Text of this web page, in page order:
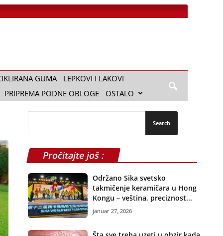
GUMA
LEPKOVI I LAKOVI
PRIPREMA PODNE OBLOGE
OSTALO
Pročitajte još :
Održano Sika svetsko
takmičenje keramičara u Hong
Kongu – veština, preciznost...
januar 27, 2026